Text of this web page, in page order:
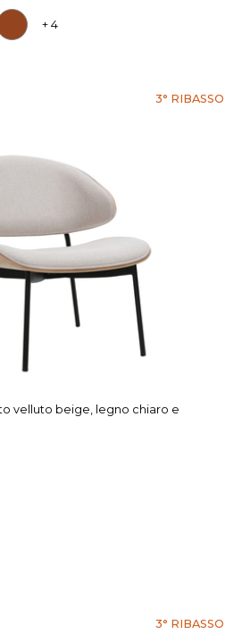
+ 4
3° RIBASSO
velluto beige, legno chiaro e
3° RIBASSO